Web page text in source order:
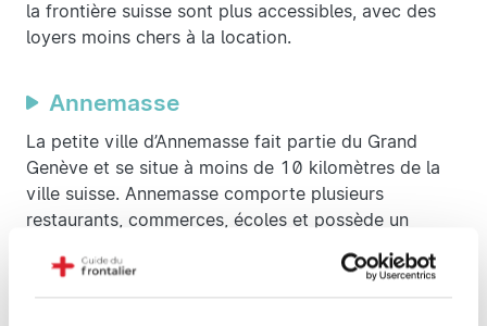
la frontière suisse sont plus accessibles, avec des
loyers moins chers à la location.
Annemasse
La petite ville d’Annemasse fait partie du Grand
Genève et se situe à moins de 10 kilomètres de la
ville suisse. Annemasse comporte plusieurs
restaurants, commerces, écoles et possède un
ligne de tramway reliant Annemasse à Genève en
moins de 25 minutes.